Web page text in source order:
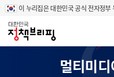
이 누리집은 대한민국 공식 전자정부
홈
멀티미